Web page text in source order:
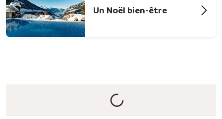
Un Noël bien-être